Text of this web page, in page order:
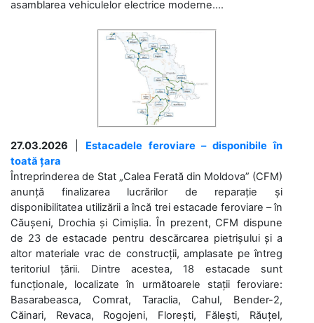
asamblarea vehiculelor electrice moderne....
27.03.2026
Estacadele feroviare – disponibile în
toată țara
Întreprinderea de Stat „Calea Ferată din Moldova” (CFM)
anunță finalizarea lucrărilor de reparație și
disponibilitatea utilizării a încă trei estacade feroviare – în
Căușeni, Drochia și Cimișlia. În prezent, CFM dispune
de 23 de estacade pentru descărcarea pietrișului și a
altor materiale vrac de construcții, amplasate pe întreg
teritoriul țării. Dintre acestea, 18 estacade sunt
funcționale, localizate în următoarele stații feroviare:
Basarabeasca, Comrat, Taraclia, Cahul, Bender-2,
Căinari, Revaca, Rogojeni, Florești, Fălești, Răuțel,